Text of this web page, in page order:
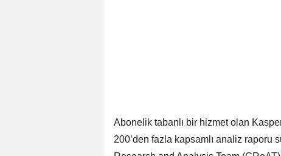
Abonelik tabanlı bir hizmet olan
200’den fazla kapsamlı analiz raporu